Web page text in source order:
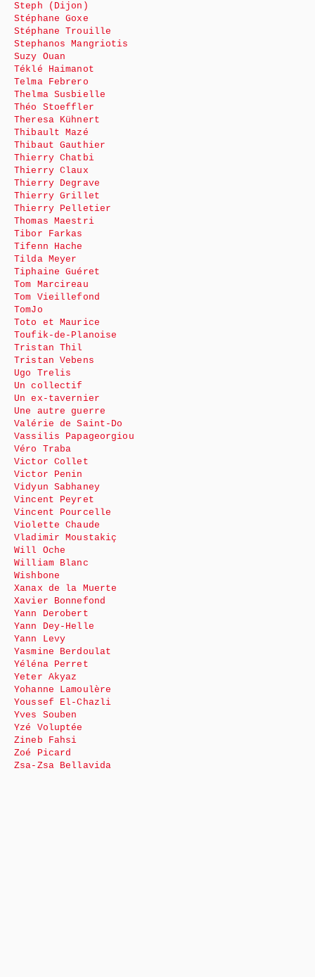
Steph (Dijon)
Stéphane Goxe
Stéphane Trouille
Stephanos Mangriotis
Suzy Ouan
Téklé Haimanot
Telma Febrero
Thelma Susbielle
Théo Stoeffler
Theresa Kühnert
Thibault Mazé
Thibaut Gauthier
Thierry Chatbi
Thierry Claux
Thierry Degrave
Thierry Grillet
Thierry Pelletier
Thomas Maestri
Tibor Farkas
Tifenn Hache
Tilda Meyer
Tiphaine Guéret
Tom Marcireau
Tom Vieillefond
TomJo
Toto et Maurice
Toufik-de-Planoise
Tristan Thil
Tristan Vebens
Ugo Trelis
Un collectif
Un ex-tavernier
Une autre guerre
Valérie de Saint-Do
Vassilis Papageorgiou
Véro Traba
Victor Collet
Victor Penin
Vidyun Sabhaney
Vincent Peyret
Vincent Pourcelle
Violette Chaude
Vladimir Moustakiç
Will Oche
William Blanc
Wishbone
Xanax de la Muerte
Xavier Bonnefond
Yann Derobert
Yann Dey-Helle
Yann Levy
Yasmine Berdoulat
Yéléna Perret
Yeter Akyaz
Yohanne Lamoulère
Youssef El-Chazli
Yves Souben
Yzé Voluptée
Zineb Fahsi
Zoé Picard
Zsa-Zsa Bellavida